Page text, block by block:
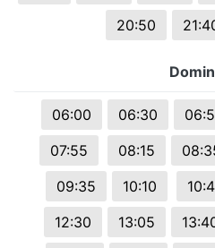
20:50
06:00 06:30
07:55
08:15
09:35
10:10
12:30
13:05